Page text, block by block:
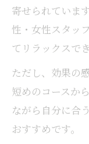
寄せられていま
性・女性スタッ
てリラックスで
ただし、効果の
短めのコースか
ながら自分に合
おすすめです。